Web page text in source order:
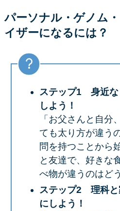
パーソナル・ゲノム
イザーになるには？
ステップ1 身近な
しよう！
「お父さんと自分
ても太り方が違う
問を持つことから
と友達で、好きな
べ物が違うのはど
ステップ2 理科と
にしよう！